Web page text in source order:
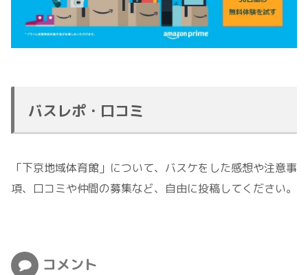
バスレポ・口コミ
「下京地域体育館」について、バスケをした感想や注意事
項、口コミや仲間の募集など、自由に投稿してください。
コメント